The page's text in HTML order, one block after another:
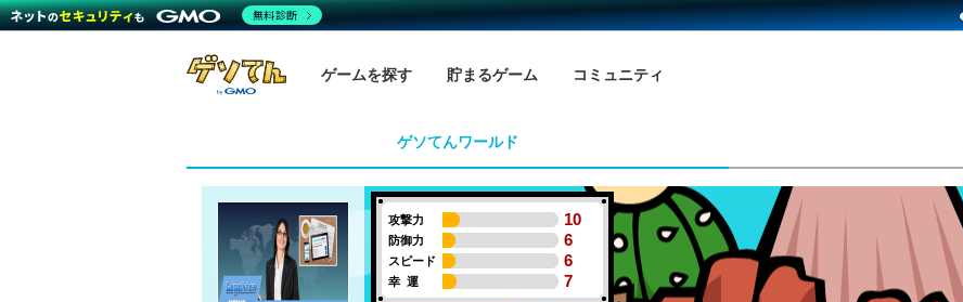
ゲームを探す 貯まるゲーム コミュニティ
ゲソてんワールド
攻撃力 10
防御力 6
スピード 6
幸 運 7
無料診断